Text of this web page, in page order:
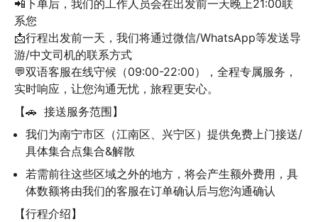
📲下单后，我们的工作人员会在出发前一天晚上21:00联
系您
📩行程出发前一天，我们将通过微信/WhatsApp等发送导
游/中文司机的联系方式
💬双语客服在线守候（09:00-22:00），全程专属服务，
实时响应，让您沟通无忧，旅程更安心。
【🚗  接送服务范围】
我们为南宁市区（江南区、兴宁区）提供免费上门接送/
具体集合点集合&解散
若需前往这些区域之外的地方，将会产生额外费用，具
体数额将由我们的客服在订单确认后与您沟通确认
【行程介绍】